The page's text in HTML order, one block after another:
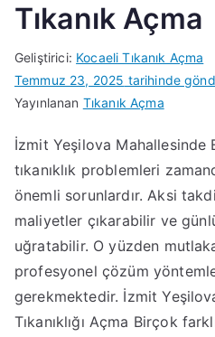
Tıkanık Açma
Geliştirici: Kocaeli Tıkanık Açma
Temmuz 23, 2025 tarihinde
Yayınlanan Tıkanık Açma
İzmit Yeşilova Mahallesinde
tıkanıklık problemleri
önemli sorunlardır. Aksi
maliyetler çıkarabilir ve
uğratabilir. O yüzden
profesyonel çözüm
gerekmektedir. İzmit
Tıkanıklığı Açma Birçok